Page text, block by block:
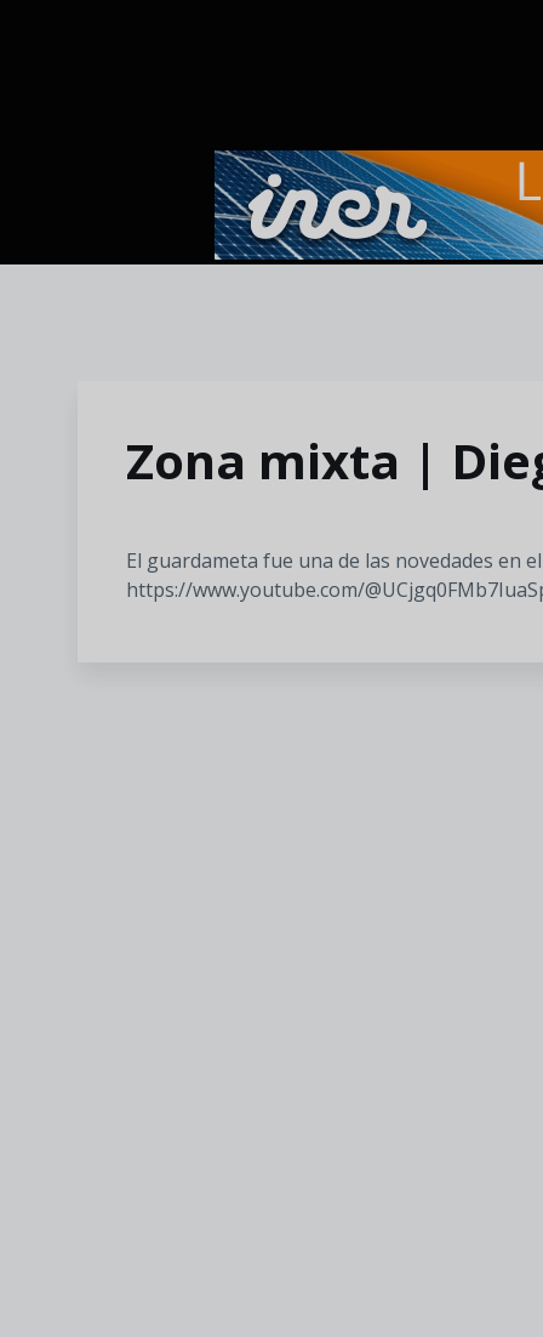
Skip to main content
Zona mixta |
El guardameta fue una de las novedades en
https://www.youtube.com/